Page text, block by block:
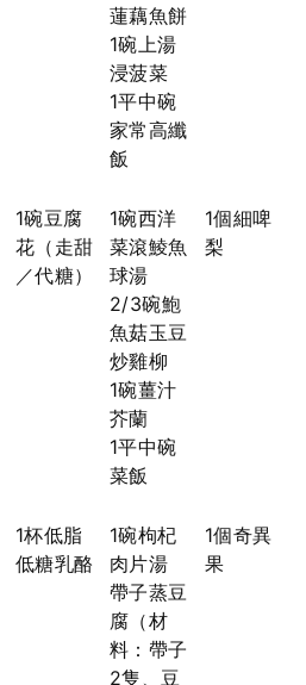
蓮藕魚餅
1碗上湯
浸菠菜
1平中碗
家常高纖
飯
1碗豆腐
花（走甜
／代糖）
1碗西洋
菜滾鯪魚
球湯
2/3碗鮑
魚菇玉豆
炒雞柳
1碗薑汁
芥蘭
1平中碗
菜飯
1個細啤
梨
1杯低脂
低糖乳酪
1碗枸杞
肉片湯
帶子蒸豆
腐（材
料：帶子
2隻、豆
1個奇異
果